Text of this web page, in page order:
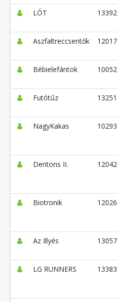
LÓT 13392
Aszfaltreccsentők 12017
Bébielefántok 10052
Futótűz 13251
NagyKakas 10293
Dentons II. 12042
Biotronik 12026
Az Illyés 13057
LG RUNNERS 13383